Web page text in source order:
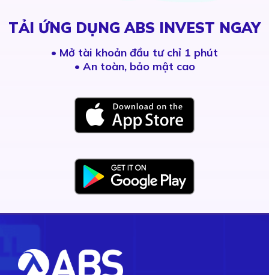
TẢI ỨNG DỤNG ABS INVEST NGAY
• Mở tài khoản đầu tư chỉ 1 phút
• An toàn, bảo mật cao